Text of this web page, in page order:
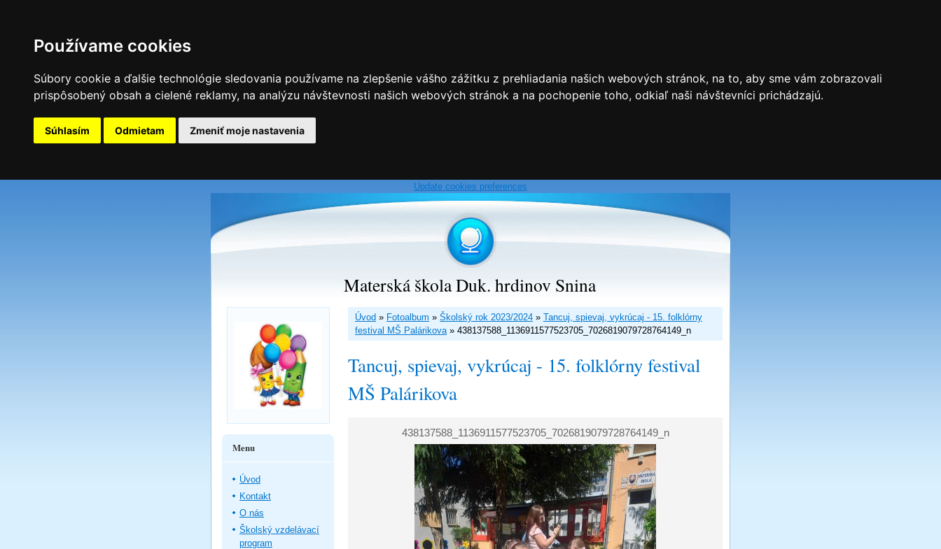
Používame cookies
Súbory cookie a ďalšie technológie sledovania používame na zlepšenie vášho zážitku z prehliadania našich webových stránok, na to, aby sme vám zobrazovali
prispôsobený obsah a cielené reklamy, na analýzu návštevnosti našich webových stránok a na pochopenie toho, odkiaľ naši návštevníci prichádzajú.
Súhlasím Odmietam Zmeniť moje nastavenia
Update cookies preferences
Materská škola Duk. hrdinov Snina
Úvod » Fotoalbum » Školský rok 2023/2024 » Tancuj, spievaj, vykrúcaj - 15. folklórny
festival MŠ Palárikova» 438137588_1136911577523705_7026819079728764149_n
Tancuj, spievaj, vykrúcaj - 15. folklórny festival
MŠ Palárikova
438137588_1136911577523705_7026819079728764149_n
Menu
Úvod
Kontakt
O nás
Školský vzdelávací
program